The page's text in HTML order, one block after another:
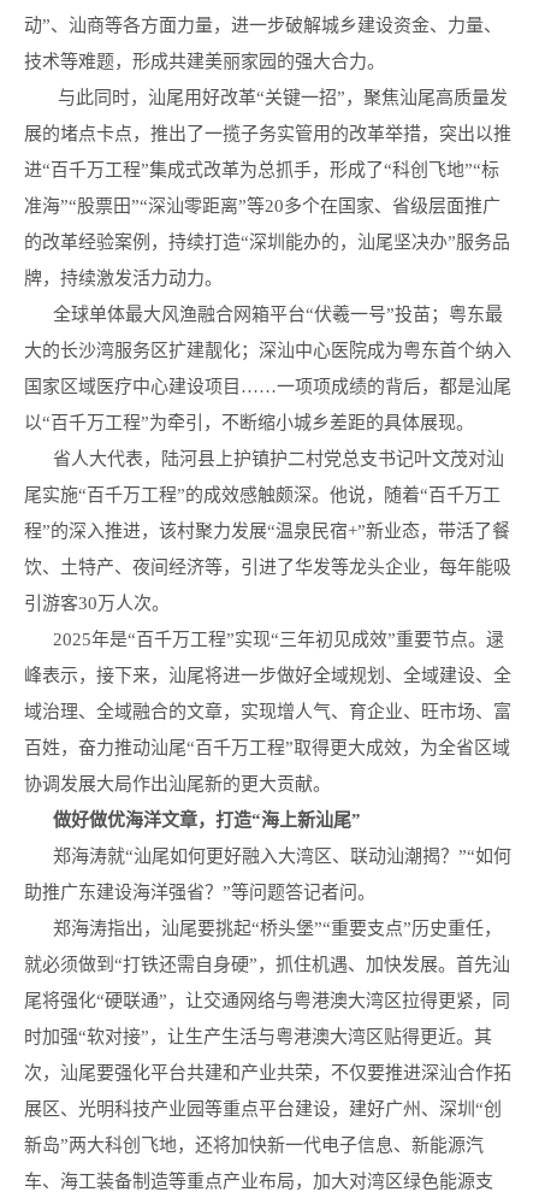
动”、汕商等各方面力量，进一步破解城乡建设资金、力量、
技术等难题，形成共建美丽家园的强大合力。
与此同时，汕尾用好改革“关键一招”，聚焦汕尾高质量发
展的堵点卡点，推出了一揽子务实管用的改革举措，突出以推
进“百千万工程”集成式改革为总抓手，形成了“科创飞地”“标
准海”“股票田”“深汕零距离”等20多个在国家、省级层面推广
的改革经验案例，持续打造“深圳能办的，汕尾坚决办”服务品
牌，持续激发活力动力。
全球单体最大风渔融合网箱平台“伏羲一号”投苗；粤东最
大的长沙湾服务区扩建靓化；深汕中心医院成为粤东首个纳入
国家区域医疗中心建设项目……一项项成绩的背后，都是汕尾
以“百千万工程”为牵引，不断缩小城乡差距的具体展现。
省人大代表，陆河县上护镇护二村党总支书记叶文茂对汕
尾实施“百千万工程”的成效感触颇深。他说，随着“百千万工
程”的深入推进，该村聚力发展“温泉民宿+”新业态，带活了餐
饮、土特产、夜间经济等，引进了华发等龙头企业，每年能吸
引游客30万人次。
2025年是“百千万工程”实现“三年初见成效”重要节点。逯
峰表示，接下来，汕尾将进一步做好全域规划、全域建设、全
域治理、全域融合的文章，实现增人气、育企业、旺市场、富
百姓，奋力推动汕尾“百千万工程”取得更大成效，为全省区域
协调发展大局作出汕尾新的更大贡献。
做好做优海洋文章，打造“海上新汕尾”
郑海涛就“汕尾如何更好融入大湾区、联动汕潮揭？”“如何
助推广东建设海洋强省？”等问题答记者问。
郑海涛指出，汕尾要挑起“桥头堡”“重要支点”历史重任，
就必须做到“打铁还需自身硬”，抓住机遇、加快发展。首先汕
尾将强化“硬联通”，让交通网络与粤港澳大湾区拉得更紧，同
时加强“软对接”，让生产生活与粤港澳大湾区贴得更近。其
次，汕尾要强化平台共建和产业共荣，不仅要推进深汕合作拓
展区、光明科技产业园等重点平台建设，建好广州、深圳“创
新岛”两大科创飞地，还将加快新一代电子信息、新能源汽
车、海工装备制造等重点产业布局，加大对湾区绿色能源支